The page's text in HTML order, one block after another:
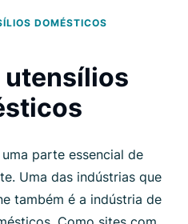
DOMÉSTICOS
utensílios
parte essencial de
Uma das indústrias que
também é a indústria de